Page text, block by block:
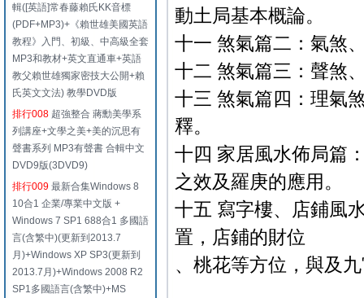
輯([英語]常春藤賴氏KK音標
(PDF+MP3)+《賴世雄美國英語
教程》入門、初級、中高級全套
MP3和教材+英文直通車+英語
教父賴世雄獨家密技大公開+賴
氏英文文法) 教學DVD版
排行008 超強整合 蔣勳美學系
列講座+文學之美+美的沉思有
聲書系列 MP3有聲書 合輯中文
DVD9版(3DVD9)
排行009 最新合集Windows 8
10合1 企業/專業中文版 +
Windows 7 SP1 688合1 多國語
言(含繁中)(更新到2013.7
月)+Windows XP SP3(更新到
2013.7月)+Windows 2008 R2
SP1多國語言(含繁中)+MS
動土局基本概論。
十一 煞氣篇二：氣煞
十二 煞氣篇三：聲煞
十三 煞氣篇四：理氣
釋。
十四 家居風水佈局篇
之效及羅庚的應用。
十五 寫字樓、店鋪風
置，店鋪的財位
、桃花等方位，與及